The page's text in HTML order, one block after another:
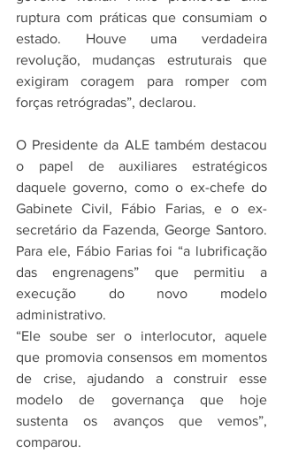
ruptura com práticas que consumiam o
estado. Houve uma verdadeira
revolução, mudanças estruturais que
exigiram coragem para romper com
forças retrógradas”, declarou.
O Presidente da ALE também destacou
o papel de auxiliares estratégicos
daquele governo, como o ex-chefe do
Gabinete Civil, Fábio Farias, e o ex-
secretário da Fazenda, George Santoro.
Para ele, Fábio Farias foi “a lubrificação
das engrenagens” que permitiu a
execução do novo modelo
administrativo.
“Ele soube ser o interlocutor, aquele
que promovia consensos em momentos
de crise, ajudando a construir esse
modelo de governança que hoje
sustenta os avanços que vemos”,
comparou.